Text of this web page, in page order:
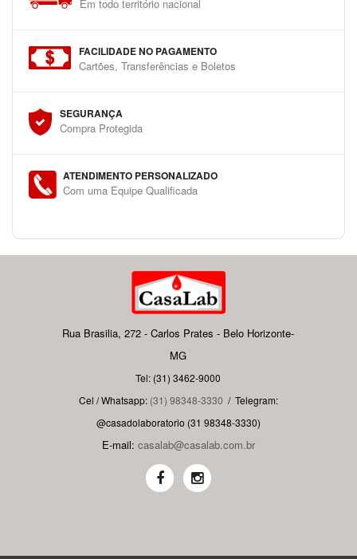
Em todo território nacional
FACILIDADE NO PAGAMENTO
Cartões, Transferências e Boletos
SEGURANÇA
Compra Protegida
ATENDIMENTO PERSONALIZADO
Com uma Equipe Qualificada
Rua Brasilia, 272 - Carlos Prates - Belo Horizonte-
MG
Tel: (31) 3462-9000
Cel / Whatsapp: (31) 98348-3330 / Telegram:
@casadolaboratorio (31 98348-3330)
E-mail: casalab@casalab.com.br